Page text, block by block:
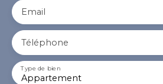
Email
Téléphone
Appartement
Type de bien